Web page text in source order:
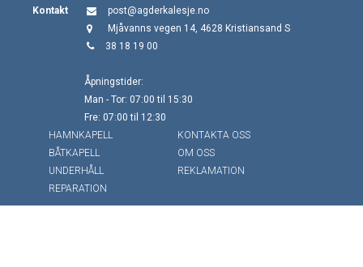
Kontakt
post@agderkalesje.no
Mjåvanns vegen 14, 4628 Kristiansand S
38 18 19 00
Åpningstider:
Man - Tor: 07:00 til 15:30
Fre: 07:00 til 12:30
HAMNKAPELL
BÅTKAPELL
UNDERHÅLL
REPARATION
KONTAKTA OSS
OM OSS
REKLAMATION